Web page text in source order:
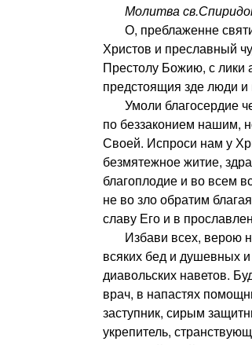
Молитва
О, преблаженне
Христов и преславный
Престолу Божию, с лики
предстоящия зде люди
Умоли благосердие
по беззаконием нашим,
Своей. Испроси нам у
безмятежное житие,
благоплодие и во всем
не во зло обратим
славу Его и в
Избави всех, верою
всяких бед и душевных
диавольских наветов.
врач, в напастях
заступник, сирым
укрепитель,